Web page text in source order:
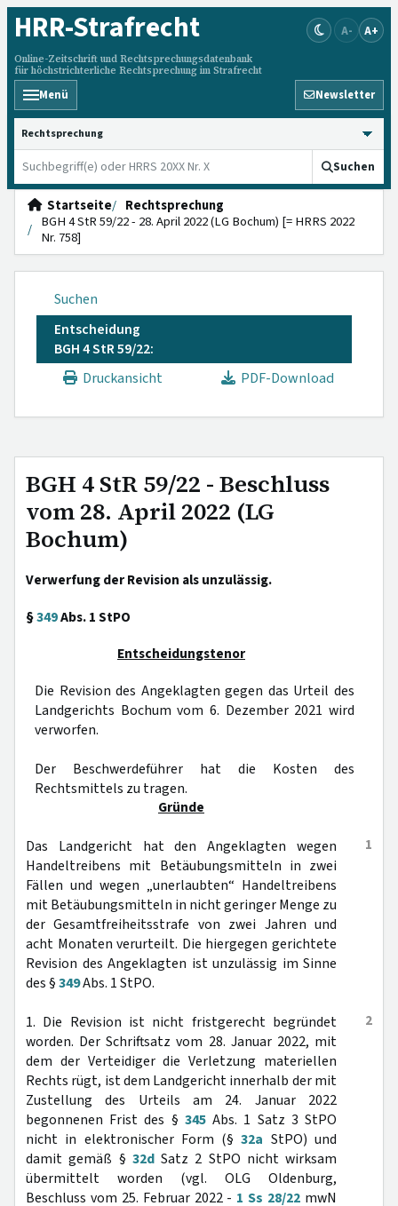
HRR-Strafrecht
Online-Zeitschrift und Rechtsprechungsdatenbank
für höchstrichterliche Rechtsprechung im Strafrecht
A- A+
Menü Newsletter
HRRS durchsuchen
Suchen
Startseite
Rechtsprechung
BGH 4 StR 59/22 - 28. April 2022 (LG Bochum) [= HRRS 2022
Nr. 758]
Suchen
Entscheidung
BGH 4 StR 59/22:
Druckansicht
PDF-Download
BGH 4 StR 59/22 - Beschluss
vom 28. April 2022 (LG
Bochum)
Verwerfung der Revision als unzulässig.
§349Abs. 1 StPO
Entscheidungstenor
Die Revision des Angeklagten gegen das Urteil des
Landgerichts Bochum vom 6. Dezember 2021 wird
verworfen.
Der Beschwerdeführer hat die Kosten des
Rechtsmittels zu tragen.
Gründe
1
Das Landgericht hat den Angeklagten wegen
Handeltreibens mit Betäubungsmitteln in zwei
Fällen und wegen „unerlaubten“ Handeltreibens
mit Betäubungsmitteln in nicht geringer Menge zu
der Gesamtfreiheitsstrafe von zwei Jahren und
acht Monaten verurteilt. Die hiergegen gerichtete
Revision des Angeklagten ist unzulässig im Sinne
des §349Abs. 1 StPO.
2
1. Die Revision ist nicht fristgerecht begründet
worden. Der Schriftsatz vom 28. Januar 2022, mit
dem der Verteidiger die Verletzung materiellen
Rechts rügt, ist dem Landgericht innerhalb der mit
Zustellung des Urteils am 24. Januar 2022
begonnenen Frist des § 345Abs. 1 Satz 3 StPO
nicht in elektronischer Form (§32a StPO) und
damit gemäß § 32dSatz 2 StPO nicht wirksam
übermittelt worden (vgl. OLG Oldenburg,
Beschluss vom 25. Februar 2022 - 1 Ss 28/22 mwN